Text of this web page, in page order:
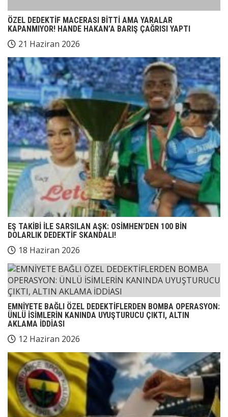
ÖZEL DEDEKTİF MACERASI BİTTİ AMA YARALAR
KAPANMIYOR! HANDE HAKAN’A BARIŞ ÇAĞRISI YAPTI
21 Haziran 2026
EŞ TAKİBİ İLE SARSILAN AŞK: OSİMHEN’DEN 100 BİN
DOLARLIK DEDEKTİF SKANDALI!
18 Haziran 2026
EMNİYETE BAĞLI ÖZEL DEDEKTİFLERDEN BOMBA OPERASYON:
ÜNLÜ İSİMLERİN KANINDA UYUŞTURUCU ÇIKTI, ALTIN
AKLAMA İDDİASI
12 Haziran 2026